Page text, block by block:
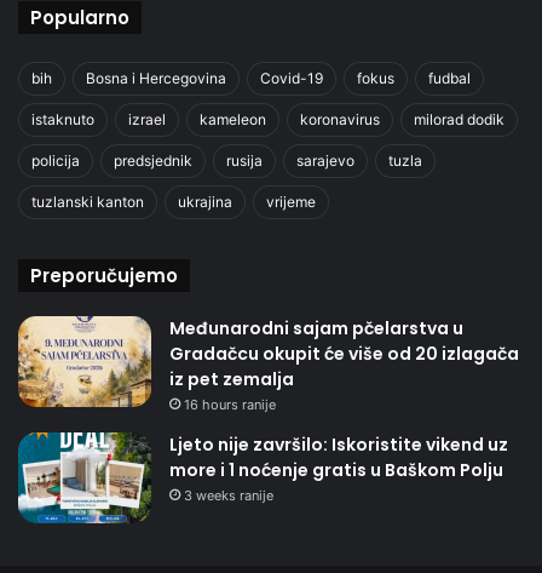
Popularno
bih Bosna i Hercegovina Covid-19 fokus fudbal
istaknuto izrael kameleon koronavirus milorad dodik
policija predsjednik rusija sarajevo tuzla
tuzlanski kanton ukrajina vrijeme
Preporučujemo
Međunarodni sajam pčelarstva u
Gradačcu okupit će više od 20 izlagača
iz pet zemalja
16 hours ranije
Ljeto nije završilo: Iskoristite vikend uz
more i 1 noćenje gratis u Baškom Polju
3 weeks ranije